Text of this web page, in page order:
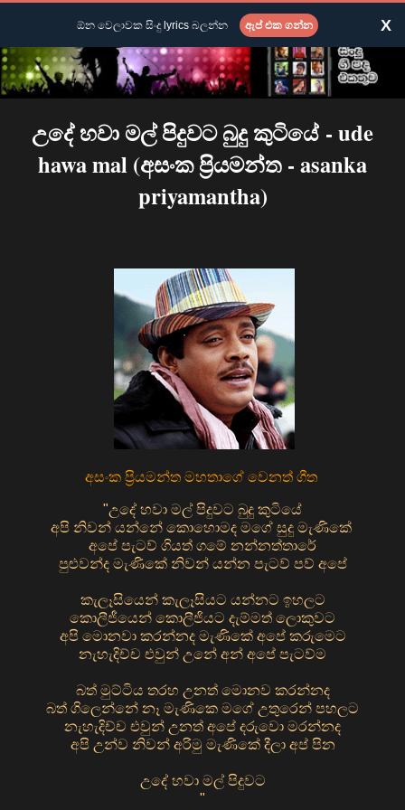
උදේ හවා මල් පිදුවට බුදු කුටියේ - ude
hawa mal (අසංක ප්‍රියමන්ත - asanka
priyamantha)
අසංක ප්‍රියමන්ත මහතාගේ වෙනත් ගීත
"උදේ හවා මල් පිදුවට බුදු කුටියේ
අපි නිවන් යන්නේ කොහොමද මගේ සුදු මැණිකේ
අපේ පැටව් ගියත් ගමේ නන්නත්තාරේ
පුළුවන්ද මැණිකේ නිවන් යන්න පැටව් පව් අපේ
කැලෑසියෙන් කැලෑසියට යන්නට ඉහලට
කොලීජීයෙන් කොලීජියට දැම්මත් ලොකුවට
අපි මොනවා කරන්නද මැණිකේ අපේ කරුමෙට
නැහැදිච්ච එවුන් උනේ අන් අපේ පැටව්ම
බත් මුට්ටිය තරහ උනත් මොනව කරන්නද
බත් ගිලෙන්නේ නෑ මැණිකෙ මගේ උතුරෙන් පහලට
නැහැදිච්ච එවුන් උනත් අපේ දරුවො මරන්නද
අපි උන්ව නිවන් අරිමු මැණිකේ දීලා අප් පින
උදේ හවා මල් පිදුවට
"
ඕන වෙලාවක සිංදු lyrics බලන්න ඇප් එක ගන්න X